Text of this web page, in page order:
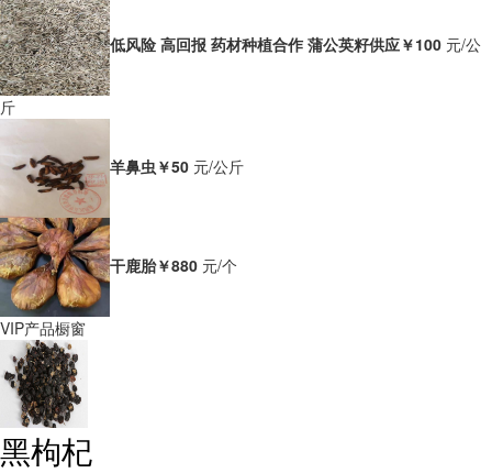
低风险 高回报 药材种植合作 蒲公英籽供应￥100 元/公
斤
羊鼻虫 ￥50 元/公斤
干鹿胎￥880 元/个
VIP产品橱窗
黑枸杞